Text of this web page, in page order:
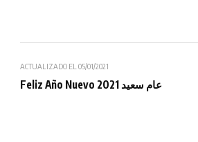
ACTUALIZADO EL 05/01/2021
Feliz Año Nuevo 2021 عام سعيد